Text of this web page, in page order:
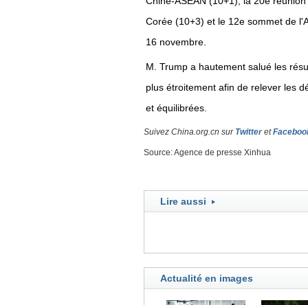
Corée (10+3) et le 12e sommet de
16 novembre.
M. Trump a hautement salué les
plus étroitement afin de relever les
et équilibrées.
Suivez China.org.cn sur Twitteret
Source: Agence de presse Xinhua
Lire aussi